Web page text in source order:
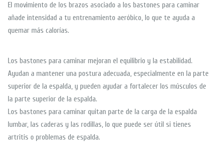
El movimiento de los brazos asociado a los bastones para caminar
añade intensidad a tu entrenamiento aeróbico, lo que te ayuda a
quemar más calorías.
Los bastones para caminar mejoran el equilibrio y la estabilidad.
Ayudan a mantener una postura adecuada, especialmente en la parte
superior de la espalda, y pueden ayudar a fortalecer los músculos de
la parte superior de la espalda.
Los bastones para caminar quitan parte de la carga de la espalda
lumbar, las caderas y las rodillas, lo que puede ser útil si tienes
artritis o problemas de espalda.